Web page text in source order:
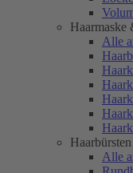
Haarmaske
Alle
Alle